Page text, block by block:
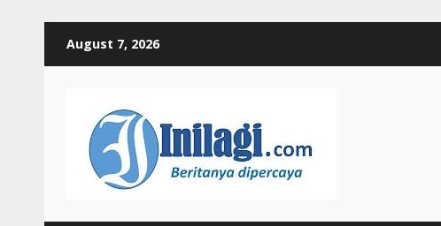
August 7, 2026